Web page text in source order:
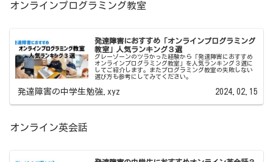
オンラインプログラミング教室
発達障害におすすめ「オンラインプログラミング
教室」人気ランキング３選
グレーゾーンのツラかった経験から「発達障害におすすめ
オンラインプログラミング教室」を人気ランキング３選に
してご紹介します。またプログラミング教室の失敗しない
選び方も参考にしてみてください。
発達障害の中学生勉強.xyz 2024.02.15
オンライン英会話